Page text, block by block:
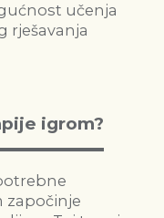
učenja
rješavanja
igrom?
započinje